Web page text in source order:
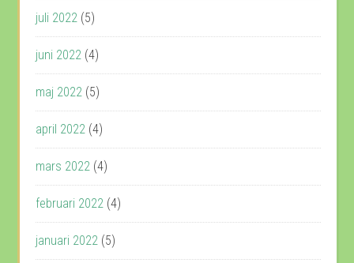
juli 2022 (5)
juni 2022 (4)
maj 2022 (5)
april 2022 (4)
mars 2022 (4)
februari 2022 (4)
januari 2022 (5)